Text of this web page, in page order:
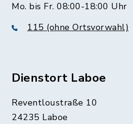
Mo. bis Fr. 08:00-18:00 Uhr
115 (ohne Ortsvorwahl)
Dienstort Laboe
Reventloustraße 10
24235 Laboe